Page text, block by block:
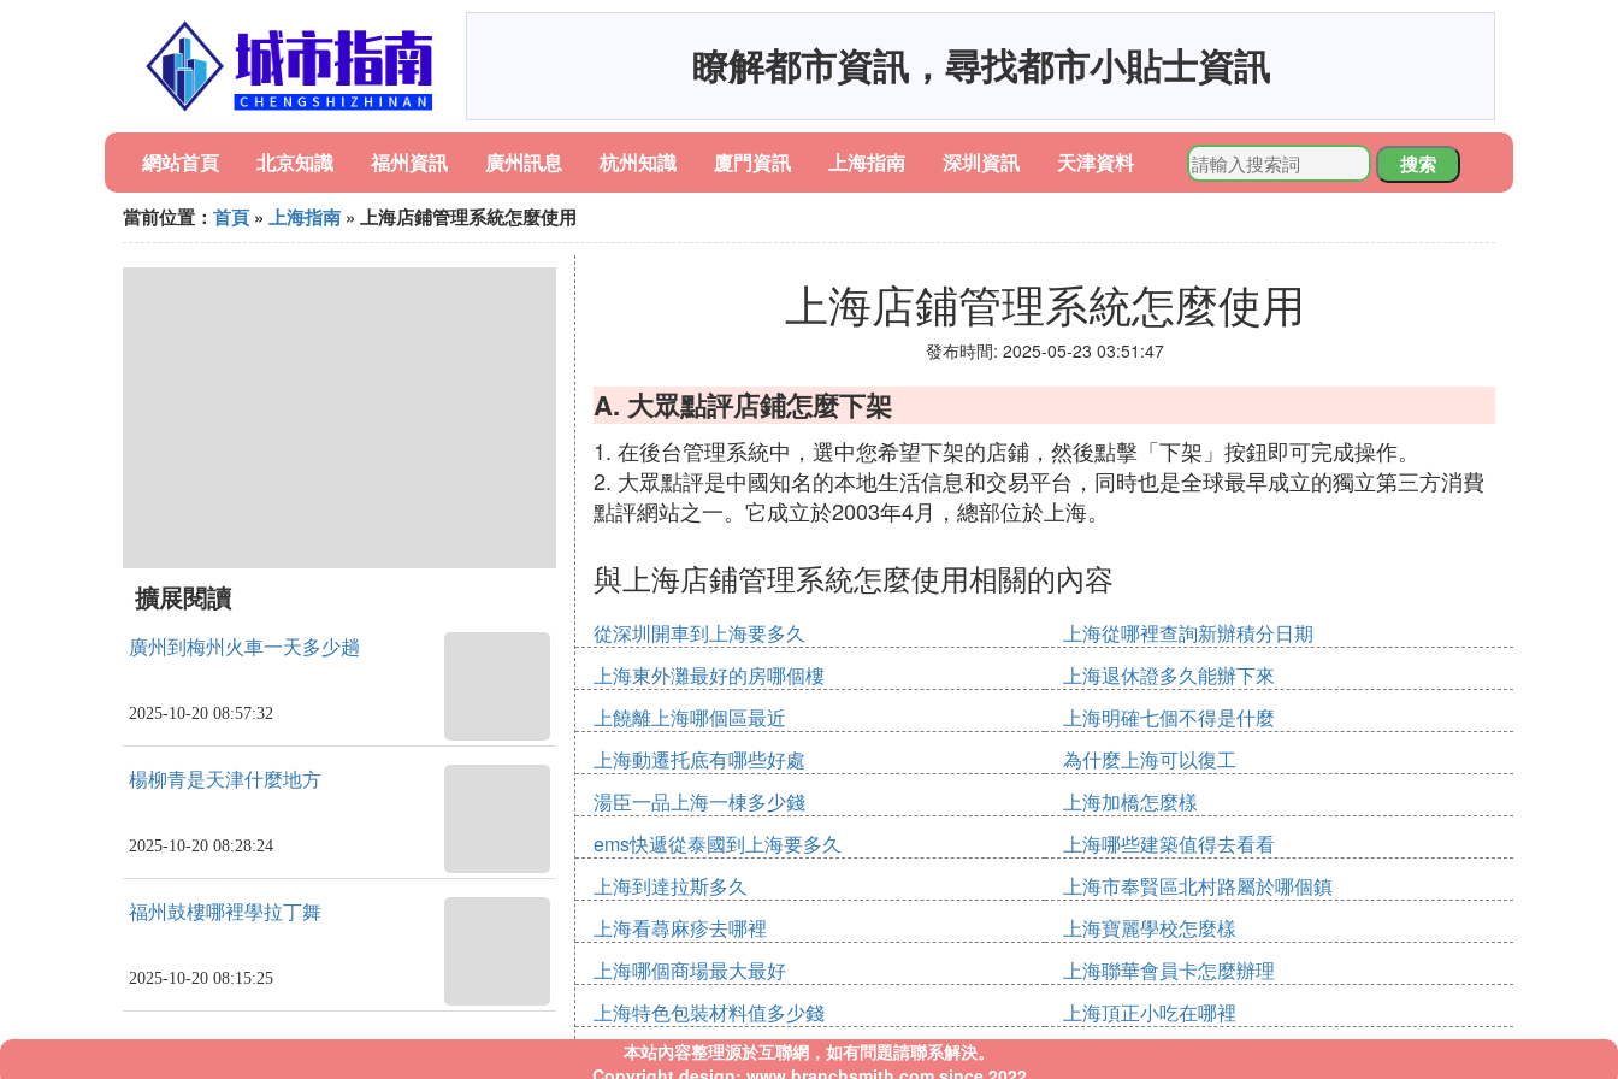
瞭解都市資訊，尋找都市小貼士資訊
網站首頁 北京知識 福州資訊 廣州訊息 杭州知識 廈門資訊 上海指南 深圳資訊 天津資料
搜索
當前位置： 首頁 » 上海指南 » 上海店鋪管理系統怎麼使用
擴展閱讀
廣州到梅州火車一天多少趟
2025-10-20 08:57:32
楊柳青是天津什麼地方
2025-10-20 08:28:24
福州鼓樓哪裡學拉丁舞
2025-10-20 08:15:25
上海店鋪管理系統怎麼使用
發布時間: 2025-05-23 03:51:47
A. 大眾點評店鋪怎麼下架
1. 在後台管理系統中，選中您希望下架的店鋪，然後點擊「下架」按鈕即可完成操作。
2. 大眾點評是中國知名的本地生活信息和交易平台，同時也是全球最早成立的獨立第三方消費
點評網站之一。它成立於2003年4月，總部位於上海。
與上海店鋪管理系統怎麼使用相關的內容
從深圳開車到上海要多久
上海從哪裡查詢新辦積分日期
上海東外灘最好的房哪個樓
上海退休證多久能辦下來
上饒離上海哪個區最近
上海明確七個不得是什麼
上海動遷托底有哪些好處
為什麼上海可以復工
湯臣一品上海一棟多少錢
上海加橋怎麼樣
ems快遞從泰國到上海要多久
上海哪些建築值得去看看
上海到達拉斯多久
上海市奉賢區北村路屬於哪個鎮
上海看蕁麻疹去哪裡
上海寶麗學校怎麼樣
上海哪個商場最大最好
上海聯華會員卡怎麼辦理
上海特色包裝材料值多少錢
上海頂正小吃在哪裡
本站內容整理源於互聯網，如有問題請聯系解決。